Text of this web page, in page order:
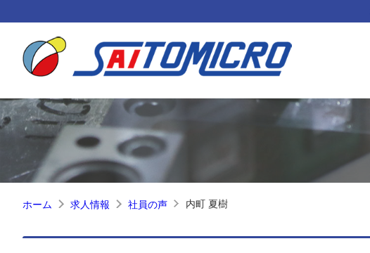
ホーム 求人情報 社員の声 内町 夏樹